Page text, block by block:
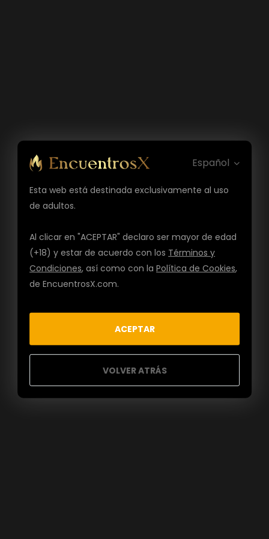
Español
Esta web está destinada exclusivamente al uso
de adultos.
Al clicar en "ACEPTAR" declaro ser mayor de edad
(+18) y estar de acuerdo con los Términos y
Condiciones, así como con laPolítica de Cookies,
de EncuentrosX.com.
ACEPTAR
VOLVER ATRÁS